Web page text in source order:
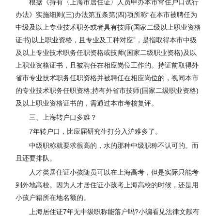
根据《持有〈上海市居住证〉人员申办本市常住户口试行
办法》实施细则(三)办法第五条第(四)项所称“在本市被聘任为
中级及以上专业技术职务或者具有技师(国家二级以上职业资格
证书)以上职业资格，且专业及工种对应”，是指取得本市中级
及以上专业技术职务任职资格或技师(国家二级职业资格)及以
上职业资格证书，且被聘任在相应岗位工作的。持证前取得外
省市专业技术职务任职资格并被聘任在相应岗位的，视同本市
的专业技术职务任职资格;持有外省市技师(国家二级职业资格)
及以上职业资格证书的，需通过本市考核复评。
三、上海转户口多难？
7年转户口，比应届研究生打分入沪难多了。
中级职称就要求很高的，水的那种中级职称不认可的。而
且还要排队。
人才类居住证小孩随员可以在上海高考，但是实际只能考
到外地高校。因为人才居住证小孩考上海高校的时候，还是用
小孩户籍所在地名额的。
上海居住证7年无中级职称能落户吗?小编看见法律文献有